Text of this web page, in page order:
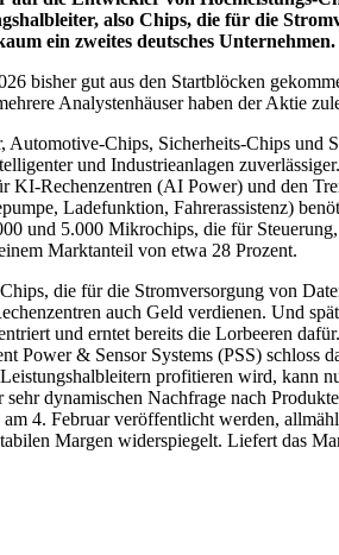
also Chips, die für die
ein zweites deutsches Unternehmen.
bisher gut aus den Startblöcken
Analystenhäuser haben der Aktie
Chips, Sicherheits-Chips und
und Industrieanlagen
KI-Rechenzentren (AI Power) und den
Ladefunktion, Fahrerassistenz)
und 5.000 Mikrochips, die für
Marktanteil von etwa 28 Prozent.
die für die Stromversorgung von
auch Geld verdienen. Und
und erntet bereits die Lorbeeren
& Sensor Systems (PSS) schloss
profitieren wird, kann
dynamischen Nachfrage nach
4. Februar veröffentlicht werden,
Margen widerspiegelt. Liefert das